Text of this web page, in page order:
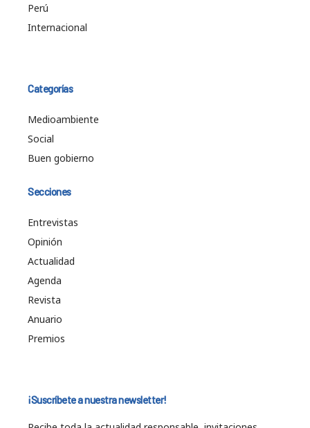
Perú
Internacional
Categorías
Medioambiente
Social
Buen gobierno
Secciones
Entrevistas
Opinión
Actualidad
Agenda
Revista
Anuario
Premios
¡Suscríbete a nuestra newsletter!